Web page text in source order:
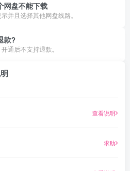
网盘不能下载
并且选择其他网盘线路。
款?
通后不支持退款。
查看说明
求助